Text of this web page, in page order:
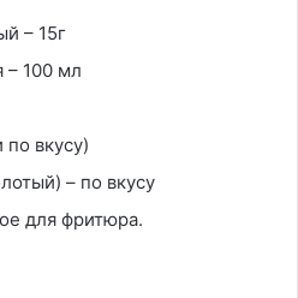
– 15г
– 100 мл
по вкусу)
– по вкусу
для фритюра.